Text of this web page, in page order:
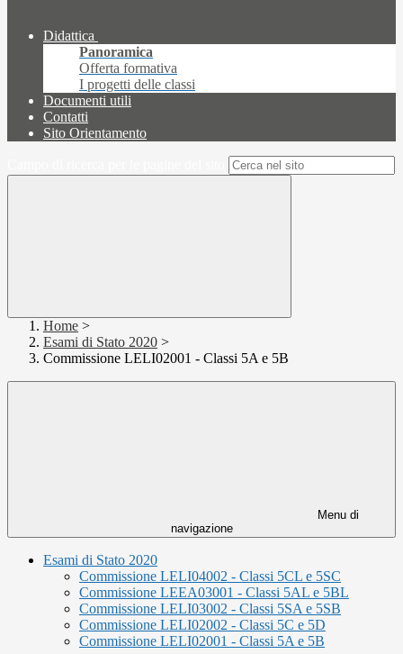
Didattica
Panoramica
Offerta formativa
I progetti delle classi
Documenti utili
Contatti
Sito Orientamento
Home >
Esami di Stato 2020 >
Commissione LELI02001 - Classi 5A e 5B
Menu di
navigazione
Esami di Stato 2020
Commissione LELI04002 - Classi 5CL e 5SC
Commissione LEEA03001 - Classi 5AL e 5BL
Commissione LELI03002 - Classi 5SA e 5SB
Commissione LELI02002 - Classi 5C e 5D
Commissione LELI02001 - Classi 5A e 5B